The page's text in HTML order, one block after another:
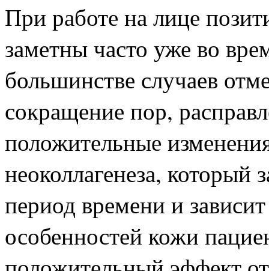
При работе на лице
заметны часто уже во
большинстве случаев
сокращение пор,
положительные
неоколлагенеза, который
период времени и
особенностей кожи